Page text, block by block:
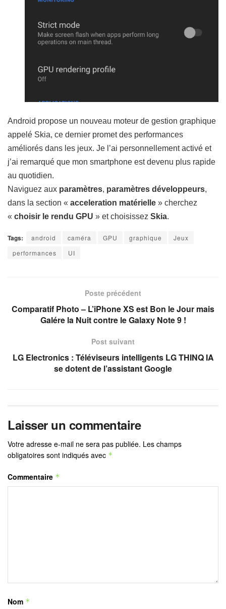
Android propose un nouveau moteur de gestion graphique
appelé Skia, ce dernier promet des performances
améliorés dans les jeux. Je l’ai personnellement activé et
j’ai remarqué que mon smartphone est devenu plus rapide
au quotidien.
Naviguez aux paramètres, paramètres développeurs,
dans la section « acceleration matérielle » cherchez
« choisir le rendu GPU » et choisissez Skia.
Tags: android caméra GPU graphique
Jeux
performances
UI
Poste précédent
Comparatif Photo – L’iPhone XS est Bon le Jour mais
Galére la Nuit contre le Galaxy Note 9 !
Post suivant
LG Electronics : Téléviseurs intelligents LG THINQ IA
se dotent de l’assistant Google
Laisser un commentaire
Votre adresse e-mail ne sera pas publiée. Les champs
obligatoires sont indiqués avec *
Commentaire *
Nom *